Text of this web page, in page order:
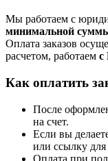
Мы работаем с
минимальной
Оплата заказов
расчетом, работаем с
Как оплатить
После
на счет.
Если вы
или ссылку
Оплата при